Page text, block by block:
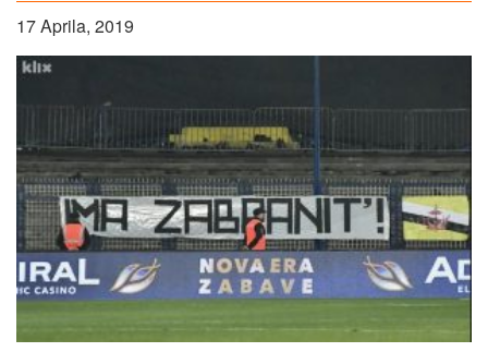
17 Aprila, 2019